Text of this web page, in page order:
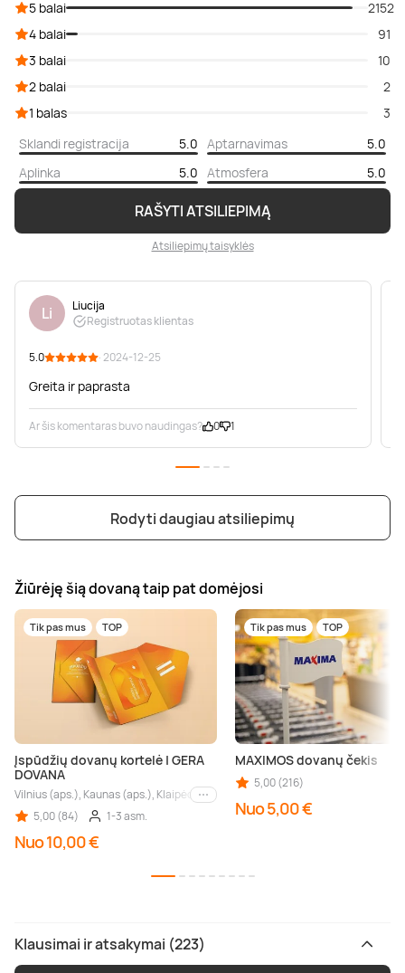
RAŠYTI ATSILIEPIMĄ
Atsiliepimų taisyklės
5 balai
2152
4 balai
91
3 balai
10
2 balai
2
1 balas
3
Sklandi registracija
5.0 Aptarnavimas
5.0
Aplinka
5.0 Atmosfera 5.0
Li
Liucija
Registruotas klientas
5.0 · 2024-12-25
Greita ir paprasta
Ar šis komentaras buvo naudingas? 0 1
Rodyti daugiau atsiliepimų
Žiūrėję šią dovaną taip pat domėjosi
Tik pas mus TOP
Įspūdžių dovanų kortelė | GERA
DOVANA
Vilnius (aps.), Kaunas (aps.), Klaipėda (aps.), Palanga (aps.), Nida (aps.),
Kiti miestai
5,00 (84)
1-3 asm.
Nuo 10,00 €
Tik pas mus TOP
MAXIMOS dovanų čekis
5,00 (216)
Nuo 5,00 €
Klausimai ir atsakymai (223)